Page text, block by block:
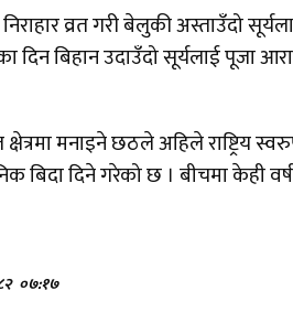
व्रत गरी बेलुकी अस्ताउँदो
दिन बिहान उदाउँदो सूर्यलाई पूजा
मनाइने छठले अहिले राष्ट्रिय
बिदा दिने गरेको छ । बीचमा केही
०७:१७